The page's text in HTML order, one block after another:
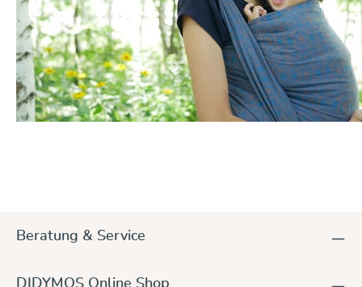
Beratung & Service
DIDYMOS Online Shop